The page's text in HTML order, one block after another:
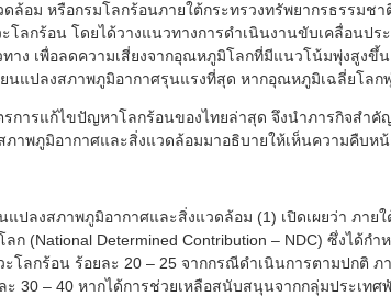
ล้อม หรือกรมโลกร้อนภายใต้กระทรวงทรัพยากรธรรมช
ลกร้อน โดยได้วางแนวทางการดำเนินงานขับเคลื่อนประ
าง เพื่อลดความเสี่ยงจากอุณหภูมิโลกที่มีแนวโน้มพุ่งสูงขึ้
นแปลงสภาพภูมิอากาศรุนแรงที่สุด หากอุณหภูมิเฉลี่ยโลกพุ่
การแก้ไขปัญหาโลกร้อนของไทยล่าสุด จึงนำภารกิจสำคั
ภาพภูมิอากาศและสิ่งแวดล้อมมาอธิบายให้เห็นความคืบห
แปลงสภาพภูมิอากาศและสิ่งแวดล้อม (1) เปิดเผยว่า ภายใ
ก (National Determined Contribution – NDC) ซึ่งได้กำ
โลกร้อน ร้อยละ 20 – 25 จากกรณีดำเนินการตามปกติ ภ
ะ 30 – 40 หากได้การช่วยเหลือสนับสนุนจากกลุ่มประเท